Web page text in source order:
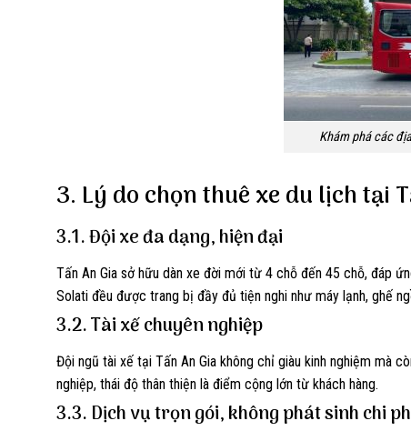
Khám phá các
3. Lý do chọn thuê xe du lịch tại
3.1. Đội xe đa dạng, hiện đại
Tấn An Gia sở hữu dàn xe đời mới từ 4 chỗ đến 45 chỗ, đáp
Solati đều được trang bị đầy đủ tiện nghi như máy lạnh, ghế
3.2. Tài xế chuyên nghiệp
Đội ngũ tài xế tại Tấn An Gia không chỉ giàu kinh nghiệm mà
nghiệp, thái độ thân thiện là điểm cộng lớn từ khách hàng.
3.3. Dịch vụ trọn gói, không phát sinh chi